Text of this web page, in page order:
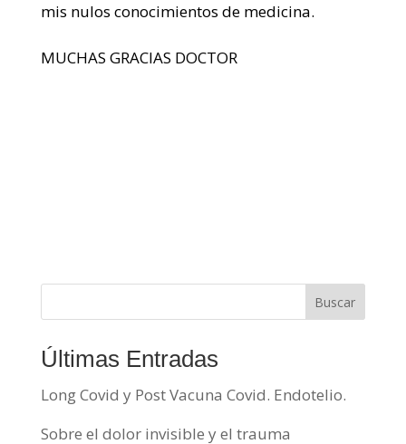
mis nulos conocimientos de medicina.
MUCHAS GRACIAS DOCTOR
Buscar
Últimas Entradas
Long Covid y Post Vacuna Covid. Endotelio.
Sobre el dolor invisible y el trauma